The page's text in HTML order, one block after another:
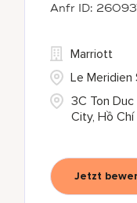
3C Ton
City, Hồ
Marriott
Le Meridien
Jetzt